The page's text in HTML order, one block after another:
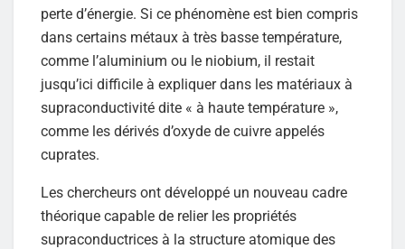
perte d’énergie. Si ce phénomène est bien compris
dans certains métaux à très basse température,
comme l’aluminium ou le niobium, il restait
jusqu’ici difficile à expliquer dans les matériaux à
supraconductivité dite « à haute température »,
comme les dérivés d’oxyde de cuivre appelés
cuprates.
Les chercheurs ont développé un nouveau cadre
théorique capable de relier les propriétés
supraconductrices à la structure atomique des